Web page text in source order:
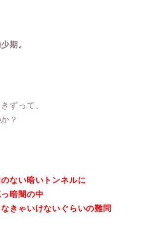
期。
ずって、
？
ない暗いトンネルに
暗闇の中
きゃいけないぐらいの難問